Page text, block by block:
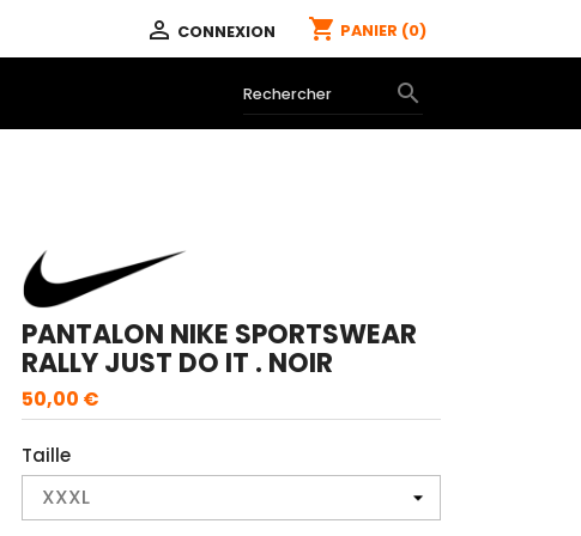
 CONNEXION shopping_cart PANIER (0)

PANTALON NIKE SPORTSWEAR
RALLY JUST DO IT . NOIR
50,00 €
Taille